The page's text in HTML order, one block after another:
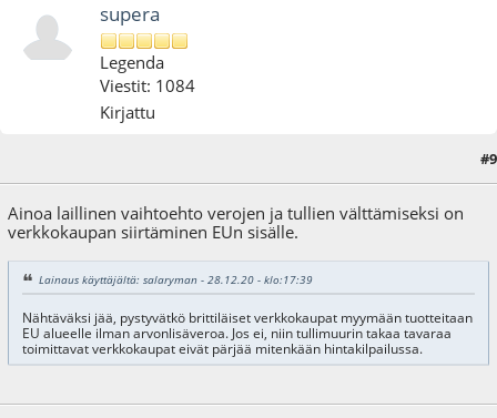
supera
Legenda
Viestit: 1084
Kirjattu
#9
Ainoa laillinen vaihtoehto verojen ja tullien välttämiseksi on
verkkokaupan siirtäminen EUn sisälle.
Lainaus käyttäjältä: salaryman - 28.12.20 - klo:17:39
Nähtäväksi jää, pystyvätkö brittiläiset verkkokaupat myymään tuotteitaan
EU alueelle ilman arvonlisäveroa. Jos ei, niin tullimuurin takaa tavaraa
toimittavat verkkokaupat eivät pärjää mitenkään hintakilpailussa.